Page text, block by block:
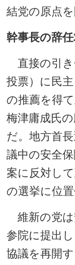
結党の原点
幹事長の辞
直接の引き
投票）に民
の推薦を得
梅津庸成氏
だ。地方首
議中の安全
案に反対し
の選挙に位
維新の党は
参院に提出
協議を再開